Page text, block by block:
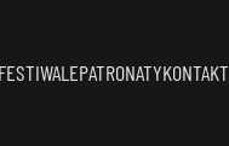
PATRONATYKONTAKT